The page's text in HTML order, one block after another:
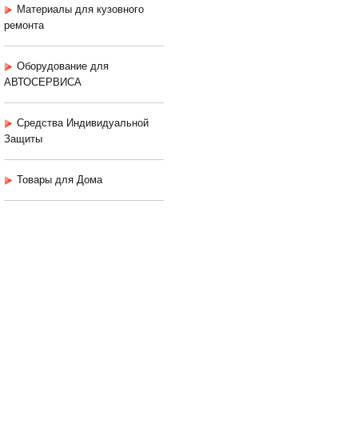
Материалы для кузовного
ремонта
Оборудование для
АВТОСЕРВИСА
Средства Индивидуальной
Защиты
Товары для Дома